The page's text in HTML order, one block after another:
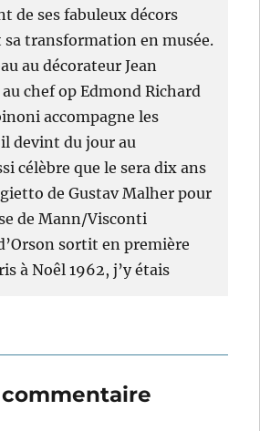
de ses fabuleux décors
transformation en musée.
au décorateur Jean
chef op Edmond Richard
accompagne les
devint du jour au
célèbre que le sera dix ans
de Gustav Malher pour
de Mann/Visconti
sortit en première
à Noêl 1962, j’y étais